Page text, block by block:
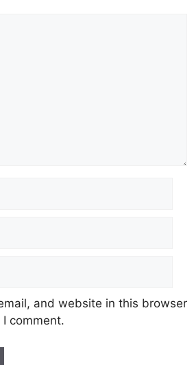
and website in this browser
comment.